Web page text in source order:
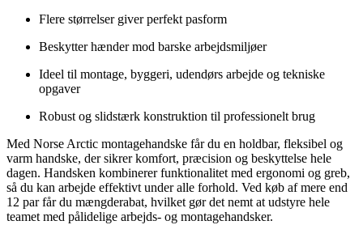
Flere størrelser giver perfekt pasform
Beskytter hænder mod barske arbejdsmiljøer
Ideel til montage, byggeri, udendørs arbejde og tekniske
opgaver
Robust og slidstærk konstruktion til professionelt brug
Med Norse Arctic montagehandske får du en holdbar, fleksibel og
varm handske, der sikrer komfort, præcision og beskyttelse hele
dagen. Handsken kombinerer funktionalitet med ergonomi og greb,
så du kan arbejde effektivt under alle forhold. Ved køb af mere end
12 par får du mængderabat, hvilket gør det nemt at udstyre hele
teamet med pålidelige arbejds- og montagehandsker.